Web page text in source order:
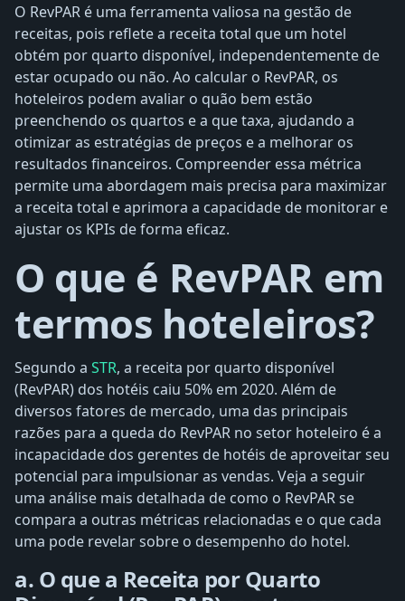
O RevPAR é uma ferramenta valiosa na gestão de
receitas, pois reflete a receita total que um hotel
obtém por quarto disponível, independentemente de
estar ocupado ou não. Ao calcular o RevPAR, os
hoteleiros podem avaliar o quão bem estão
preenchendo os quartos e a que taxa, ajudando a
otimizar as estratégias de preços e a melhorar os
resultados financeiros. Compreender essa métrica
permite uma abordagem mais precisa para maximizar
a receita total e aprimora a capacidade de monitorar e
ajustar os KPIs de forma eficaz.
O que é RevPAR em
termos hoteleiros?
Segundo a STR, a receita por quarto disponível
(RevPAR) dos hotéis caiu 50% em 2020. Além de
diversos fatores de mercado, uma das principais
razões para a queda do RevPAR no setor hoteleiro é a
incapacidade dos gerentes de hotéis de aproveitar seu
potencial para impulsionar as vendas. Veja a seguir
uma análise mais detalhada de como o RevPAR se
compara a outras métricas relacionadas e o que cada
uma pode revelar sobre o desempenho do hotel.
a. O que a Receita por Quarto